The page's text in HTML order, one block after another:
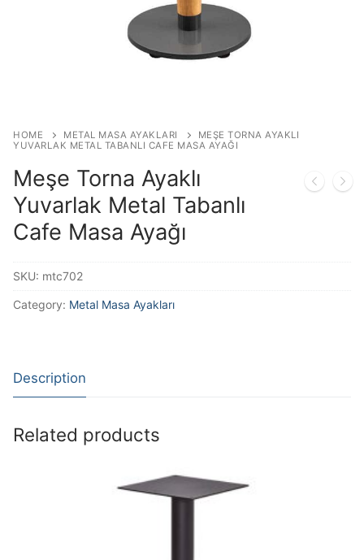
HOME METAL MASA AYAKLARI
MEŞE TORNA AYAKLI
YUVARLAK METAL TABANLI CAFE MASA AYAĞI
Meşe Torna Ayaklı
Yuvarlak Metal Tabanlı
Cafe Masa Ayağı
SKU: mtc702
Category: Metal Masa Ayakları
Description
Related products